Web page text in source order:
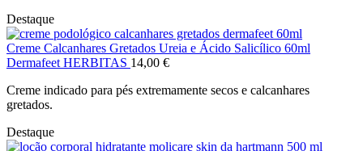
Destaque
Creme Calcanhares Gretados Ureia e Ácido Salicílico 60ml
Dermafeet HERBITAS 14,00 €
Creme indicado para pés extremamente secos e calcanhares
gretados.
Destaque